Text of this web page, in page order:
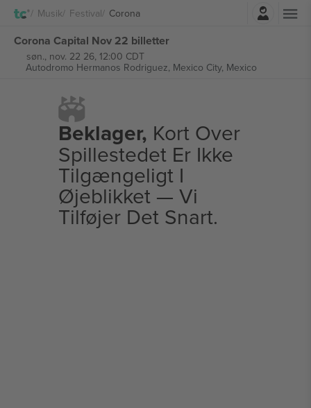
Musik Festival Corona
Corona Capital Nov 22 billetter
søn., nov. 22 26, 12:00 CDT
Autodromo Hermanos Rodriguez, Mexico City, Mexico
Beklager, Kort Over
Spillestedet Er Ikke
Tilgængeligt I
Øjeblikket — Vi
Tilføjer Det Snart.